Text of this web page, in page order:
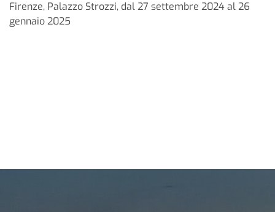
Firenze, Palazzo Strozzi, dal 27 settembre 2024 al 26
gennaio 2025